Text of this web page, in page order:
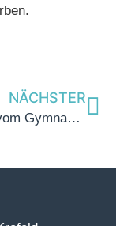
NÄCHSTER
Besuch vom Gymnasium Horkesgath im Landtag